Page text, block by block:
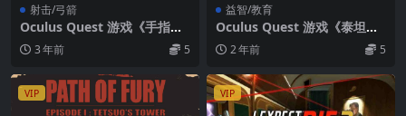
射击/弓箭
Oculus Quest 游戏《手指枪
VR》Finger Gun VR
3 年前 5
益智/教育
Oculus Quest 游戏《泰坦诊
所VR》Titans Clinic VR
2 年前 5
VIP VIP